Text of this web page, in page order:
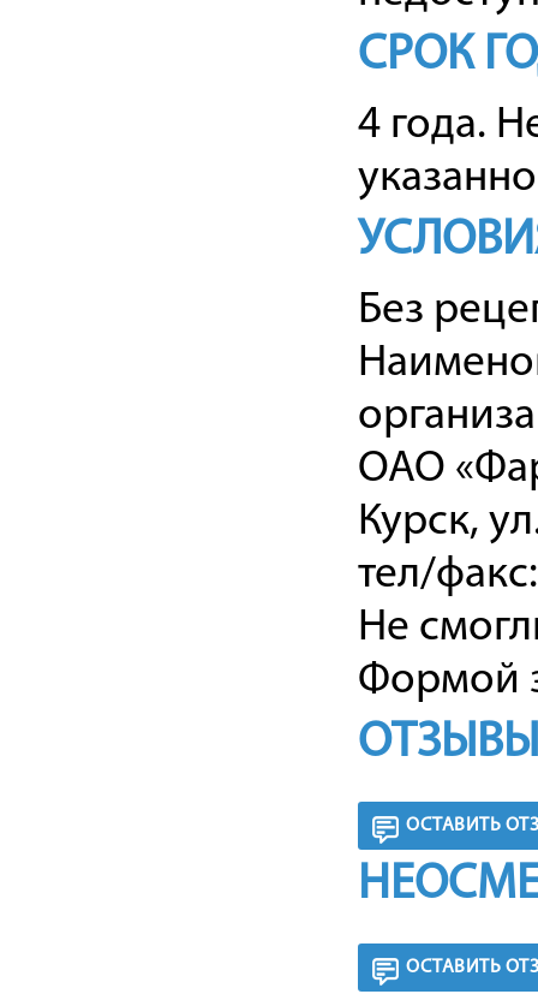
СРОК
4 года.
Без
ОАО
Курск,
тел/
Не
Формой
ОСТАВИТЬ
ОСТАВИТЬ